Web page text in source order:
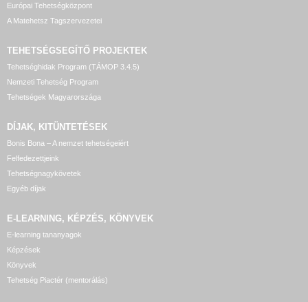
Európai Tehetségközpont
A Matehetsz Tagszervezetei
TEHETSÉGSEGÍTŐ PROJEKTEK
Tehetséghidak Program (TÁMOP 3.4.5)
Nemzeti Tehetség Program
Tehetségek Magyarországa
DÍJAK, KITÜNTETÉSEK
Bonis Bona – A nemzet tehetségeiért
Felfedezettjeink
Tehetségnagykövetek
Egyéb díjak
E-LEARNING, KÉPZÉS, KÖNYVEK
E-learning tananyagok
Képzések
Könyvek
Tehetség Piactér (mentorálás)